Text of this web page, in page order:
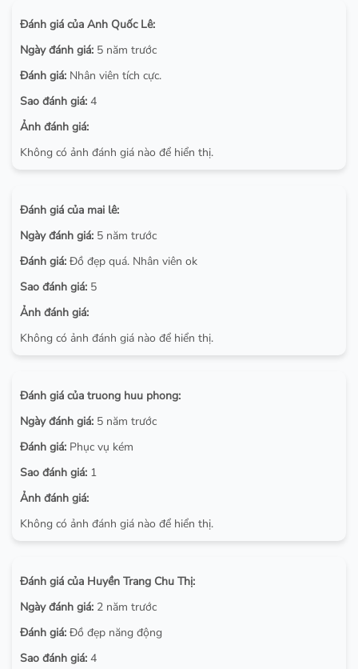
Đánh giá của Anh Quốc Lê:
Ngày đánh giá: 5 năm trước
Đánh giá: Nhân viên tích cực.
Sao đánh giá: 4
Ảnh đánh giá:
Không có ảnh đánh giá nào để hiển thị.
Đánh giá của mai lê:
Ngày đánh giá: 5 năm trước
Đánh giá: Đồ đẹp quá. Nhân viên ok
Sao đánh giá: 5
Ảnh đánh giá:
Không có ảnh đánh giá nào để hiển thị.
Đánh giá của truong huu phong:
Ngày đánh giá: 5 năm trước
Đánh giá: Phục vụ kém
Sao đánh giá: 1
Ảnh đánh giá:
Không có ảnh đánh giá nào để hiển thị.
Đánh giá của Huyền Trang Chu Thị:
Ngày đánh giá: 2 năm trước
Đánh giá: Đồ đẹp năng động
Sao đánh giá: 4